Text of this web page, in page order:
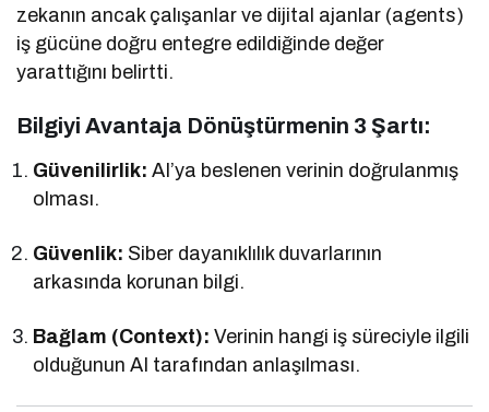
zekanın ancak çalışanlar ve dijital ajanlar (agents)
iş gücüne doğru entegre edildiğinde değer
yarattığını belirtti.
Bilgiyi Avantaja Dönüştürmenin 3 Şartı:
Güvenilirlik: AI’ya beslenen verinin doğrulanmış
olması.
Güvenlik: Siber dayanıklılık duvarlarının
arkasında korunan bilgi.
Bağlam (Context): Verinin hangi iş süreciyle ilgili
olduğunun AI tarafından anlaşılması.